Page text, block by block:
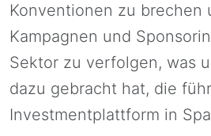
Konventionen zu brechen
Kampagnen und
Sektor zu verfolgen, was
dazu gebracht hat, die
Investmentplattform in